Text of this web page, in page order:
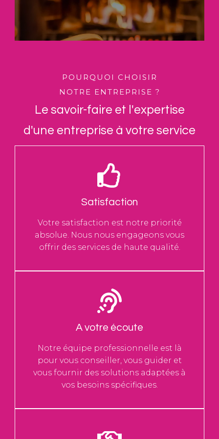
POURQUOI CHOISIR
NOTRE ENTREPRISE ?
Le savoir-faire et l'expertise
d'une entreprise à votre service
Satisfaction
Votre satisfaction est notre priorité
absolue. Nous nous engageons vous
offrir des services de haute qualité.
A votre écoute
Notre équipe professionnelle est là
pour vous conseiller, vous guider et
vous fournir des solutions adaptées à
vos besoins spécifiques.